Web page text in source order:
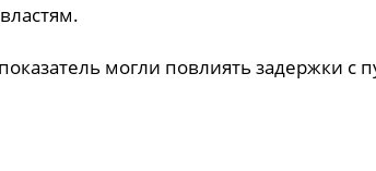
могли повлиять задержки с